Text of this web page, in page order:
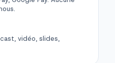
vidéo, slides,